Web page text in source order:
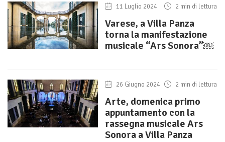
11 Luglio 2024 2 min di lettura
Varese, a Villa Panza
torna la manifestazione
musicale “Ars Sonora”￼
26 Giugno 2024 2 min di lettura
Arte, domenica primo
appuntamento con la
rassegna musicale Ars
Sonora a Villa Panza